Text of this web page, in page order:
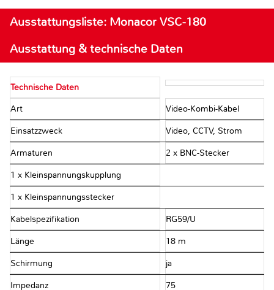
Ausstattungsliste: Monacor VSC-180
Ausstattung & technische Daten
Technische Daten
Art Video-Kombi-Kabel
Einsatzzweck Video, CCTV, Strom
Armaturen 2 x BNC-Stecker
1 x Kleinspannungskupplung
1 x Kleinspannungsstecker
Kabelspezifikation RG59/U
Länge 18 m
Schirmung ja
Impedanz 75 Ω